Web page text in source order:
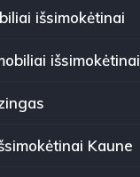
išsimokėtinai
išsimokėtinai
Kaune